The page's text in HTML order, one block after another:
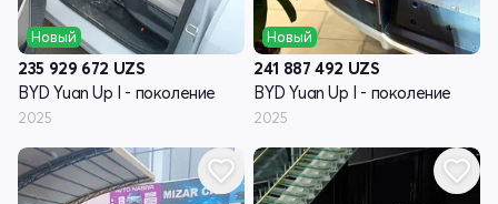
Новый
235 929 672 UZS
BYD Yuan Up I - поколение
2025
Новый
241 887 492 UZS
BYD Yuan Up I - поколение
2025